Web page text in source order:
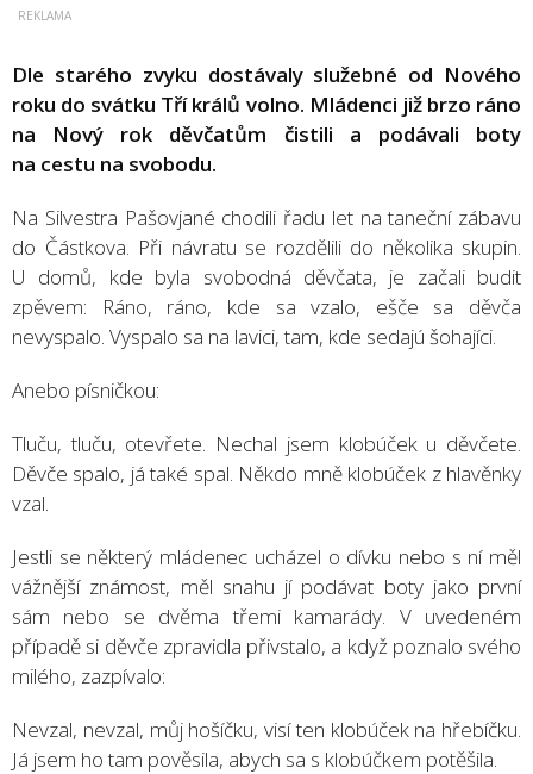
Dle starého zvyku dostávaly služebné od Nového
roku do svátku Tří králů volno. Mládenci již brzo ráno
na Nový rok děvčatům čistili a podávali boty
na cestu na svobodu.
Na Silvestra Pašovjané chodili řadu let na taneční zábavu
do Částkova. Při návratu se rozdělili do několika skupin.
U domů, kde byla svobodná děvčata, je začali budit
zpěvem: Ráno, ráno, kde sa vzalo, ešče sa děvča
nevyspalo. Vyspalo sa na lavici, tam, kde sedajú šohajíci.
Anebo písničkou:
Tluču, tluču, otevřete. Nechal jsem klobúček u děvčete.
Děvče spalo, já také spal. Někdo mně klobúček z hlavěnky
vzal.
Jestli se některý mládenec ucházel o dívku nebo s ní měl
vážnější známost, měl snahu jí podávat boty jako první
sám nebo se dvěma třemi kamarády. V uvedeném
případě si děvče zpravidla přivstalo, a když poznalo svého
milého, zazpívalo:
Nevzal, nevzal, můj hošíčku, visí ten klobúček na hřebíčku.
Já jsem ho tam pověsila, abych sa s klobúčkem potěšila.